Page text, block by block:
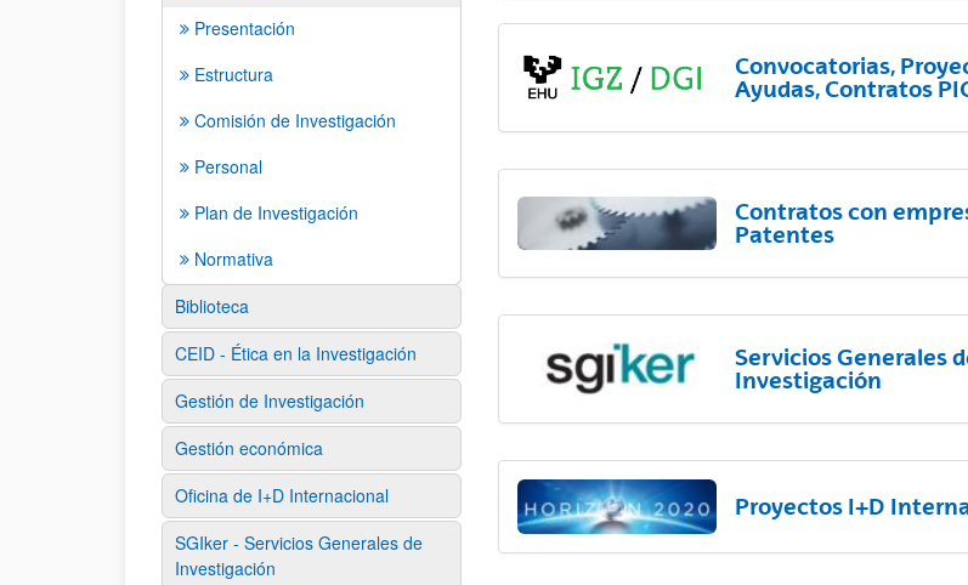
Presentación
Estructura
Comisión de Investigación
Personal
Plan de Investigación
Normativa
Biblioteca
CEID - Ética en la Investigación
Gestión de Investigación
Gestión económica
Oficina de I+D Internacional
SGIker - Servicios Generales de
Investigación
Convocatorias,
Ayudas, Contratos
Contratos con
Patentes
Servicios Generales
Investigación
Proyectos I+D